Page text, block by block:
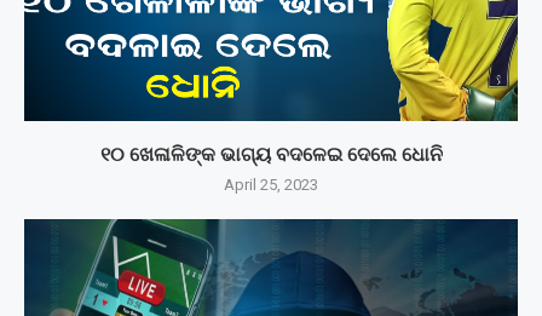
୧୦ ଖେଳାଳିଙ୍କ ଭାଗ୍ୟ ବଦଳେଇ ଦେଲେ ଧୋନି
April 25, 2023